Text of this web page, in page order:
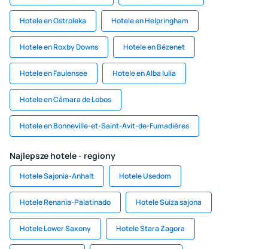
Hotele en Ostroleka Hotele en Helpringham
Hotele en Roxby Downs Hotele en Bézenet
Hotele en Faulensee Hotele en Alba Iulia
Hotele en Câmara de Lobos
Hotele en Bonneville-et-Saint-Avit-de-Fumadières
Najlepsze hotele - regiony
Hotele Sajonia-Anhalt Hotele Usedom
Hotele Renania-Palatinado Hotele Suiza sajona
Hotele Lower Saxony Hotele Stara Zagora